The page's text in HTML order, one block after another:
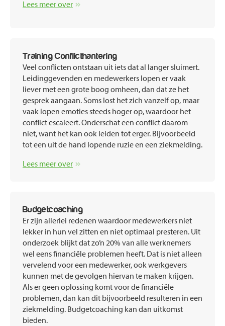
Lees meer over
Training Conflicthantering
Veel conflicten ontstaan uit iets dat al langer sluimert.
Leidinggevenden en medewerkers lopen er vaak
liever met een grote boog omheen, dan dat ze het
gesprek aangaan. Soms lost het zich vanzelf op, maar
vaak lopen emoties steeds hoger op, waardoor het
conflict escaleert. Onderschat een conflict daarom
niet, want het kan ook leiden tot erger. Bijvoorbeeld
tot een uit de hand lopende ruzie en een ziekmelding.
Lees meer over
Budgetcoaching
Er zijn allerlei redenen waardoor medewerkers niet
lekker in hun vel zitten en niet optimaal presteren. Uit
onderzoek blijkt dat zo’n 20% van alle werknemers
wel eens financiële problemen heeft. Dat is niet alleen
vervelend voor een medewerker, ook werkgevers
kunnen met de gevolgen hiervan te maken krijgen.
Als er geen oplossing komt voor de financiële
problemen, dan kan dit bijvoorbeeld resulteren in een
ziekmelding. Budgetcoaching kan dan uitkomst
bieden.